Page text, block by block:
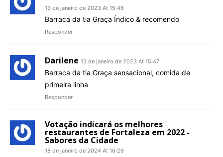
13 de janeiro de 2023 At 15:46
Barraca da tia Graça Índico & recomendo
Responder
Darilene 13 de janeiro de 2023 At 15:47
Barraca da tia Graça sensacional, comida de
primeira linha
Responder
Votação indicará os melhores
restaurantes de Fortaleza em 2022 -
Sabores da Cidade
18 de janeiro de 2024 At 16:26